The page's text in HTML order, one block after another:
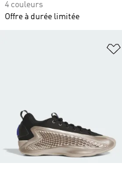
4 couleurs
Offre à durée limitée